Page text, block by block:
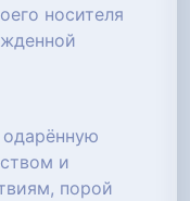
носителя
и
порой